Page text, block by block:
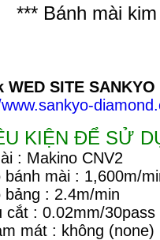
*** Bánh mài
WED SITE SANKYO
KIỆN ĐỂ SỬ
: Makino CNV2
bánh mài : 1,600m/
bảng : 2.4m/min
cắt : 0.02mm/30pass
mát : không (none)